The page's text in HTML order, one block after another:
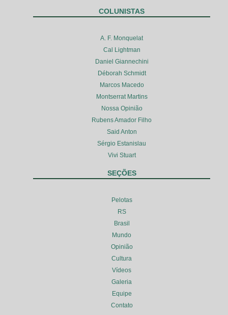
COLUNISTAS
A. F. Monquelat
Cal Lightman
Daniel Giannechini
Déborah Schmidt
Marcos Macedo
Montserrat Martins
Nossa Opinião
Rubens Amador Filho
Said Anton
Sérgio Estanislau
Vivi Stuart
SEÇÕES
Pelotas
RS
Brasil
Mundo
Opinião
Cultura
Vídeos
Galeria
Equipe
Contato